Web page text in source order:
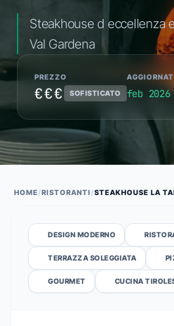
Steakhouse d eccellenza
Val Gardena
PREZZO
€€€ SOFISTICATO feb 2026
HOME/RISTORANTI /STEAKHOUSE LA
DESIGN MODERNO
TERRAZZA SOLEGGIATA
GOURMET CUCINA